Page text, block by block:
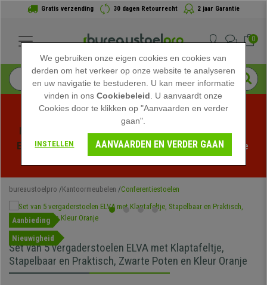
Gratis verzending 30 dagen Retourrecht 2 jaar Garantie
0
Profiteer van de Zomeruitverkoop bij bureaustoelpro!
Exclusieve kortingen voor een beperkte tijd - Bekijk de
bureaustoelpro Kantoormeubelen Conferentiestoelen
Aanbieding
Nieuwigheid
Set van 5 vergaderstoelen ELVA met Klaptafeltje,
Stapelbaar en Praktisch, Zwarte Poten en Kleur Oranje
We gebruiken onze eigen cookies en cookies van
derden om het verkeer op onze website te analyseren
en uw navigatie te bestuderen. U kan meer informatie
vinden in onsCookiebeleid . U aanvaardt onze
Cookies door te klikken op "Aanvaarden en verder
gaan".
INSTELLEN AANVAARDEN EN VERDER GAAN